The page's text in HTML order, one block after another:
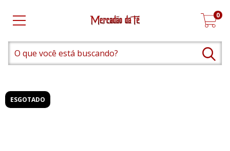
0
ESGOTADO